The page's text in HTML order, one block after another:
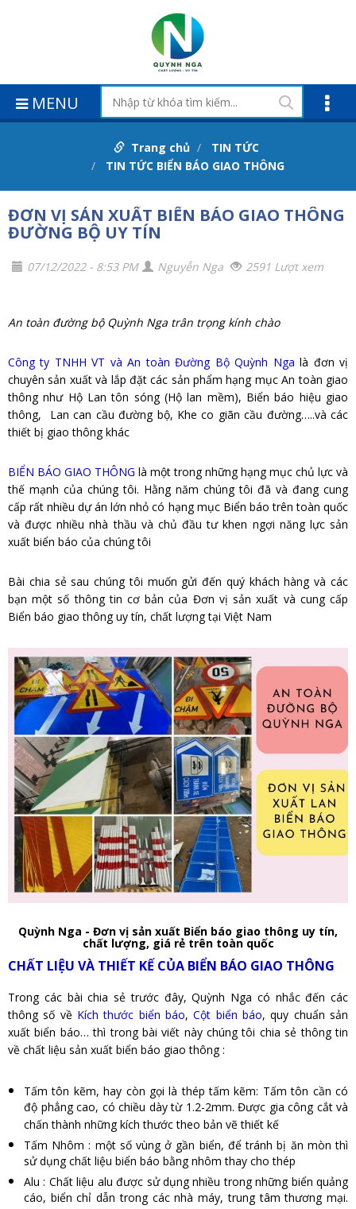
MENU
Trang chủ
TIN TỨC
TIN TỨC BIỂN BÁO GIAO THÔNG
ĐƠN VỊ SẢN XUẤT BIỂN BÁO GIAO THÔNG
ĐƯỜNG BỘ UY TÍN
07/12/2022 - 8:53 PM Nguyễn Nga 2591 Lượt xem
An toàn đường bộ Quỳnh Nga trân trọng kính chào
Công ty TNHH VT và An toàn Đường Bộ Quỳnh Nga là đơn vị
chuyên sản xuất và lắp đặt các sản phẩm hạng mục An toàn giao
thông như Hộ Lan tôn sóng (Hộ lan mềm), Biển báo hiệu giao
thông, Lan can cầu đường bộ, Khe co giãn cầu đường…..và các
thiết bị giao thông khác
BIỂN BÁO GIAO THÔNG là một trong những hạng mục chủ lực và
thế mạnh của chúng tôi. Hằng năm chúng tôi đã và đang cung
cấp rất nhiều dự án lớn nhỏ có hạng mục Biển báo trên toàn quốc
và được nhiều nhà thầu và chủ đầu tư khen ngợi năng lực sản
xuất biển báo của chúng tôi
Bài chia sẻ sau chúng tôi muốn gửi đến quý khách hàng và các
bạn một số thông tin cơ bản của Đơn vị sản xuất và cung cấp
Biển báo giao thông uy tín, chất lượng tại Việt Nam
Quỳnh Nga - Đơn vị sản xuất Biển báo giao thông uy tín,
chất lượng, giá rẻ trên toàn quốc
CHẤT LIỆU VÀ THIẾT KẾ CỦA BIỂN BÁO GIAO THÔNG
Trong các bài chia sẻ trước đây, Quỳnh Nga có nhắc đến các
thông số về Kích thước biển báo,Cột biển báo, quy chuẩn sản
xuất biển báo… thì trong bài viết này chúng tôi chia sẻ thông tin
về chất liệu sản xuất biển báo giao thông :
Tấm tôn kẽm, hay còn gọi là thép tấm kẽm: Tấm tôn cần có
độ phẳng cao, có chiều dày từ 1.2-2mm. Được gia công cắt và
chấn thành những kích thước theo bản vẽ thiết kế
Tấm Nhôm : một số vùng ở gần biển, để tránh bị ăn mòn thì
sử dụng chất liệu biển báo bằng nhôm thay cho thép
Alu : Chất liệu alu được sử dụng nhiều trong những biển quảng
cáo, biển chỉ dẫn trong các nhà máy, trung tâm thương mại.